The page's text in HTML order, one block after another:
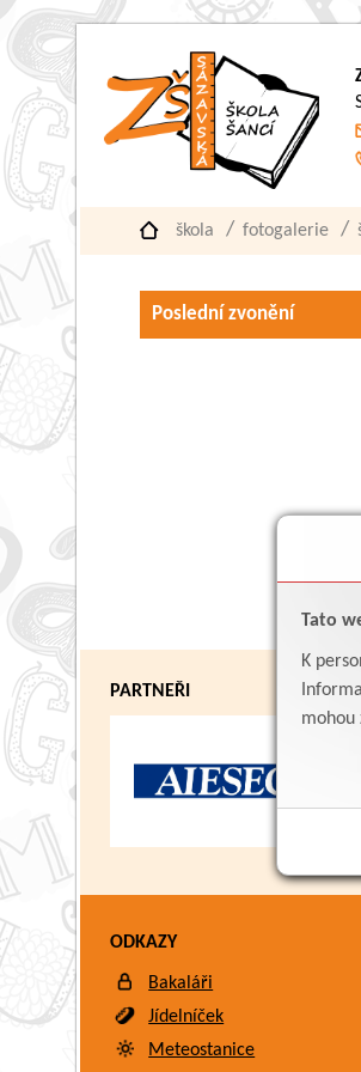
Tato
K
mohou
škola fotogalerie
Poslední zvonění
PARTNEŘI
ODKAZY
Bakaláři
Jídelníček
Meteostanice